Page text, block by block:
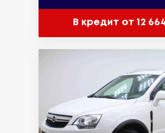
В кредит от 12